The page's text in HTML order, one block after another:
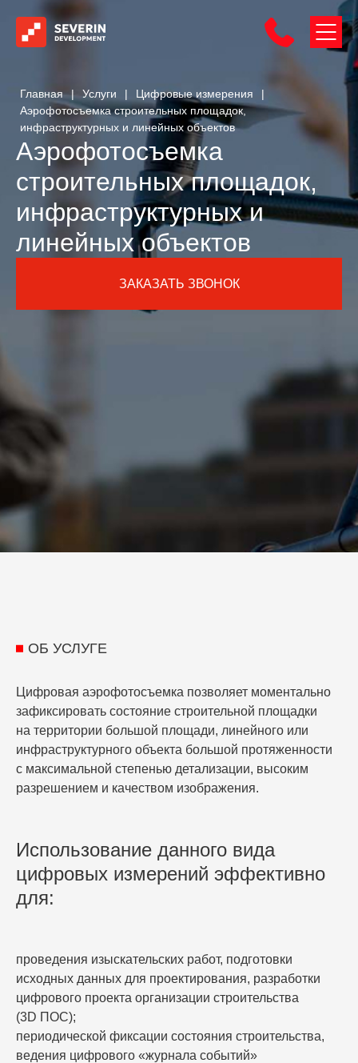
Главная | Услуги | Цифровые измерения
|
Аэрофотосъемка строительных площадок,
инфраструктурных и линейных объектов
Аэрофотосъемка
строительных площадок,
инфраструктурных и
линейных объектов
ЗАКАЗАТЬ ЗВОНОК
ОБ УСЛУГЕ
Цифровая аэрофотосъемка позволяет моментально
зафиксировать состояние строительной площадки
на территории большой площади, линейного или
инфраструктурного объекта большой протяженности
с максимальной степенью детализации, высоким
разрешением и качеством изображения.
Использование данного вида
цифровых измерений эффективно
для:
проведения изыскательских работ, подготовки
исходных данных для проектирования, разработки
цифрового проекта организации строительства
(3D ПОС);
периодической фиксации состояния строительства,
ведения цифрового «журнала событий»